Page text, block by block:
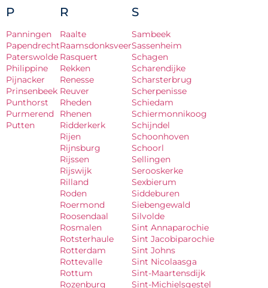
P
Panningen
Papendrecht
Paterswolde
Philippine
Pijnacker
Prinsenbeek
Punthorst
Purmerend
Putten
R
Raalte
Raamsdonksveer
Rasquert
Rekken
Renesse
Reuver
Rheden
Rhenen
Ridderkerk
Rijen
Rijnsburg
Rijssen
Rijswijk
Rilland
Roden
Roermond
Roosendaal
Rosmalen
Rotsterhaule
Rotterdam
Rottevalle
Rottum
Rozenburg
S
Sambeek
Sassenheim
Schagen
Scharendijke
Scharsterbrug
Scherpenisse
Schiedam
Schiermonnikoog
Schijndel
Schoonhoven
Schoorl
Sellingen
Serooskerke
Sexbierum
Siddeburen
Siebengewald
Silvolde
Sint Annaparochie
Sint Jacobiparochie
Sint Johns
Sint Nicolaasga
Sint-Maartensdijk
Sint-Michielsgestel